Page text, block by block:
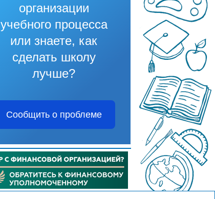
организации
учебного процесса
или знаете, как
сделать школу
лучше?
Сообщить о проблеме